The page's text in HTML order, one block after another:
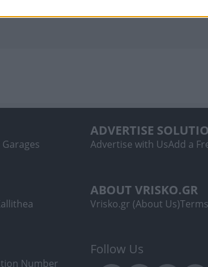
Garages
ADVERTISE
Advertise with UsAdd a
ABOUT VRISKO.GR
Vrisko.gr (About Us)
Number
Follow Us